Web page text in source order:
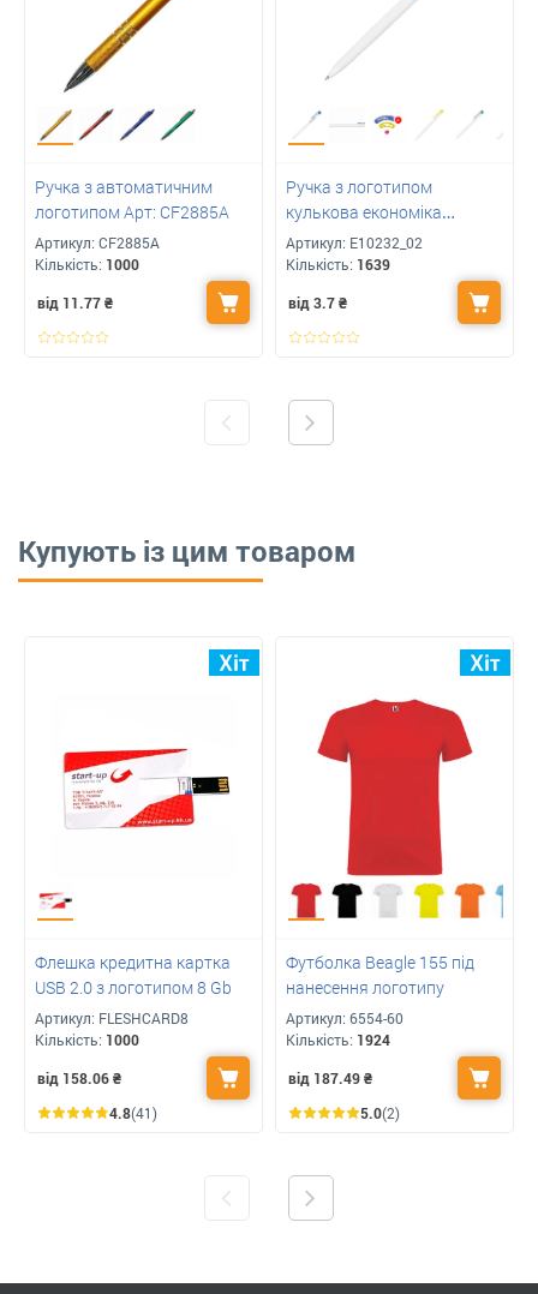
Ручка з автоматичним
логотипом Арт: CF2885A
Артикул: CF2885A
Кількість: 1000
від 11.77₴
Ручка з логотипом
кулькова економіка
Havana
Артикул: E10232_02
Кількість: 1639
від 3.7₴
Купують із цим товаром
Флешка кредитна картка
USB 2.0 з логотипом 8 Gb
Артикул: FLESHCARD8
Кількість: 1000
від 158.06₴
4.8(41)
Футболка Beagle 155 під
нанесення логотипу
Артикул: 6554-60
Кількість: 1924
від 187.49₴
5.0(2)